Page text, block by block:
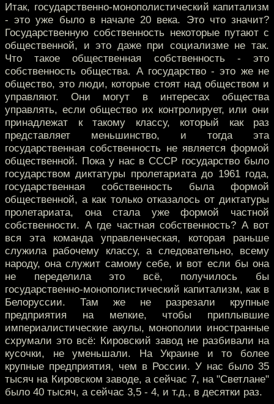
Итак, государственно-монополистический капитализм
- это уже было в начале 20 века. Это что значит?
Государственную собственность некоторые путают с
общественной, и это даже при социализме не так.
Что такое общественная собственность - это
собственность общества. А государство - это же не
общество, это люди, которые стоят над обществом и
управляют. Они могут в интересах общества
управлять, если общество их контролирует, или они
принадлежат к такому классу, который как раз
представляет меньшинство, и тогда эта
государственная собственность не является формой
общественной. Пока у нас в СССР государство было
государством диктатуры пролетариата до 1961 года,
государственная собственность была формой
общественной, а как только отказалось от диктатуры
пролетариата, она стала уже формой частной
собственности. А где частная собственность? А вот
вся эта команда управленческая, которая раньше
служила рабочему классу, а следовательно, всему
народу, она служит самому себе, и вот если бы она
не переделила это всё, получилось бы
государственно-монополистический капитализм, как в
Белоруссии. Там же не разрезали крупные
предприятия на мелкие, чтобы приплывшие
империалистические акулы, монополии иностранные
схрумали это всё: Кировский завод не разбивали на
кусочки, не уменьшали. На Украине и то более
крупные предприятия, чем в России. У нас было 35
тысяч на Кировском заводе, а сейчас 7, на "Светлане"
было 40 тысяч, а сейчас 3,5 - 4, и т.д., в десятки раз.